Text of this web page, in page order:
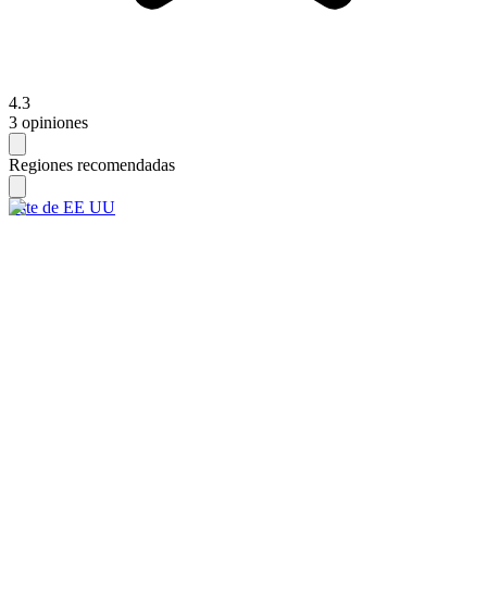
4.3
3 opiniones
Regiones recomendadas
Este de EE UU